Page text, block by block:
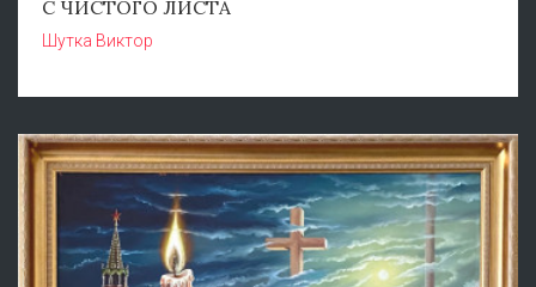
С ЧИСТОГО ЛИСТА
Шутка Виктор